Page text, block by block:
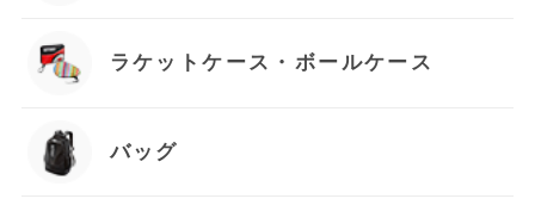
ラケットケース・ボールケース
バッグ